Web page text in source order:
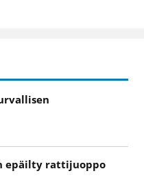
epäilty rattijuoppo